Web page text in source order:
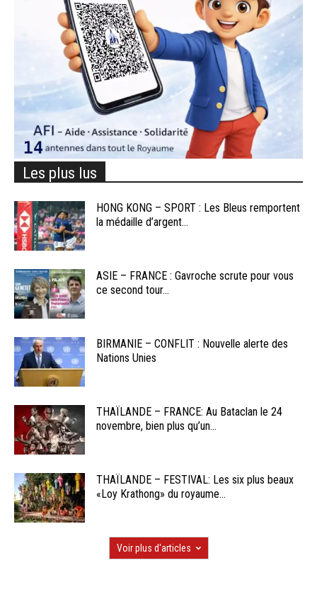
Les plus lus
HONG KONG – SPORT : Les Bleus remportent
la médaille d’argent...
ASIE – FRANCE : Gavroche scrute pour vous
ce second tour...
BIRMANIE – CONFLIT : Nouvelle alerte des
Nations Unies
THAÏLANDE – FRANCE: Au Bataclan le 24
novembre, bien plus qu’un...
THAÏLANDE – FESTIVAL: Les six plus beaux
«Loy Krathong» du royaume...
Voir plus d'articles